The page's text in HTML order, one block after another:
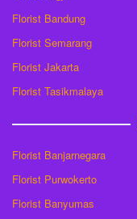
Florist Bandung
Florist Semarang
Florist Jakarta
Florist Tasikmalaya
Florist Banjarnegara
Florist Purwokerto
Florist Banyumas